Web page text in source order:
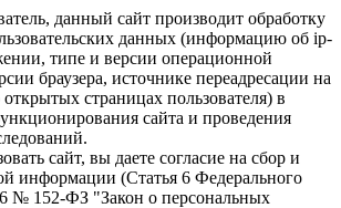
данный сайт производит обработку
данных (информацию об ip-
типе и версии операционной
браузера, источнике переадресации на
страницах пользователя) в
сайта и проведения
сайт, вы даете согласие на сбор и
информации (Статья 6 Федерального
№ 152-ФЗ "Закон о персональных